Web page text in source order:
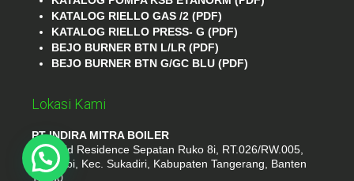
KATALOG RIELLO GAS /2 (PDF)
KATALOG RIELLO PRESS- G (PDF)
BEJO BURNER BTN L/LR (PDF)
BEJO BURNER BTN G/GC BLU (PDF)
Lokasi Kami
PT INDIRA MITRA BOILER
Emerald Residence Sepatan Ruko 8i, RT.026/RW.005,
Kosambi, Kec. Sukadiri, Kabupaten Tangerang, Banten
15530